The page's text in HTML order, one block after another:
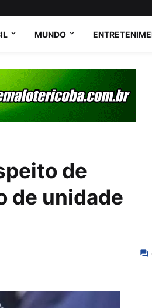
MUNDO
de
de unidade